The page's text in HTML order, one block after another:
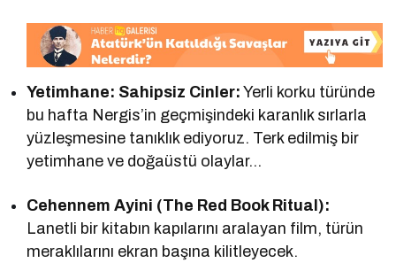
Yetimhane: Sahipsiz Cinler: Yerli korku türünde
bu hafta Nergis’in geçmişindeki karanlık sırlarla
yüzleşmesine tanıklık ediyoruz. Terk edilmiş bir
yetimhane ve doğaüstü olaylar…
Cehennem Ayini (The Red Book Ritual):
Lanetli bir kitabın kapılarını aralayan film, türün
meraklılarını ekran başına kilitleyecek.